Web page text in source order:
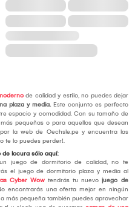
de calidad y estilo, no puedes dejar
plaza y media. Este conjunto es perfecto
espacio y comodidad. Con su tamaño de
pequeñas o para aquellos que desean
la web de Oechsle.pe y encuentra las
te lo puedes perder!.
de locura sólo aquí:
juego de dormitorio de calidad, no te
el juego de dormitorio plaza y media al
Cyber Wow tendrás tu nuevo juego de
encontrarás una oferta mejor en ningún
más pequeña también puedes aprovechar